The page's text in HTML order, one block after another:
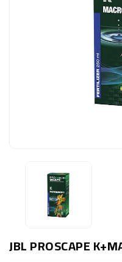
JBL PROSCAPE